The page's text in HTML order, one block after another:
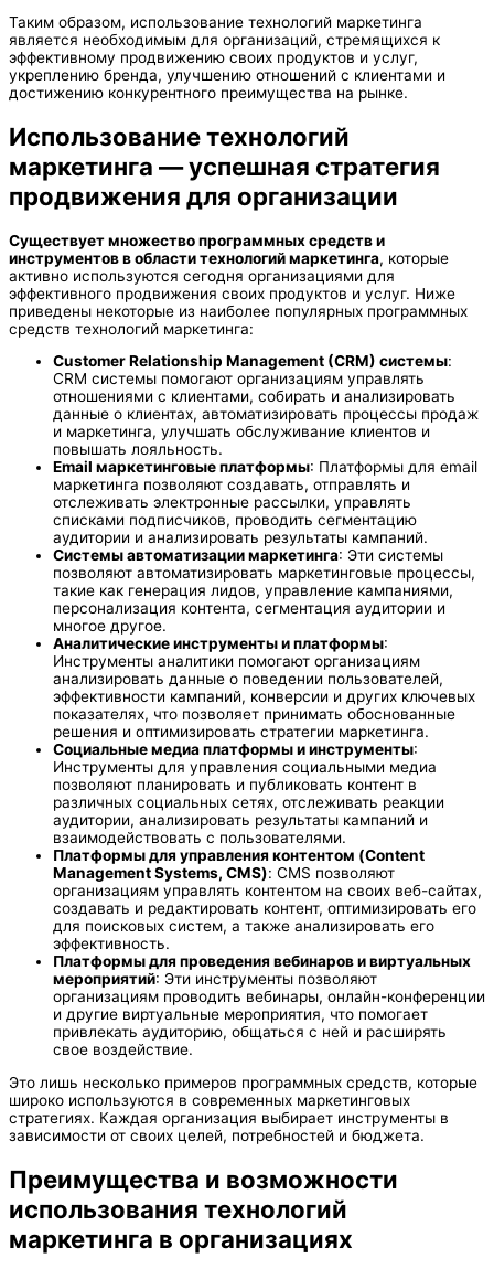
Таким образом, использование технологий маркетинга
является необходимым для организаций, стремящихся к
эффективному продвижению своих продуктов и услуг,
укреплению бренда, улучшению отношений с клиентами и
достижению конкурентного преимущества на рынке.
Использование технологий
маркетинга — успешная стратегия
продвижения для организации
Существует множество программных средств и
инструментов в области технологий маркетинга, которые
активно используются сегодня организациями для
эффективного продвижения своих продуктов и услуг. Ниже
приведены некоторые из наиболее популярных программных
средств технологий маркетинга:
Customer Relationship Management (CRM) системы:
CRM системы помогают организациям управлять
отношениями с клиентами, собирать и анализировать
данные о клиентах, автоматизировать процессы продаж
и маркетинга, улучшать обслуживание клиентов и
повышать лояльность.
Email маркетинговые платформы: Платформы для email
маркетинга позволяют создавать, отправлять и
отслеживать электронные рассылки, управлять
списками подписчиков, проводить сегментацию
аудитории и анализировать результаты кампаний.
Системы автоматизации маркетинга: Эти системы
позволяют автоматизировать маркетинговые процессы,
такие как генерация лидов, управление кампаниями,
персонализация контента, сегментация аудитории и
многое другое.
Аналитические инструменты и платформы:
Инструменты аналитики помогают организациям
анализировать данные о поведении пользователей,
эффективности кампаний, конверсии и других ключевых
показателях, что позволяет принимать обоснованные
решения и оптимизировать стратегии маркетинга.
Социальные медиа платформы и инструменты:
Инструменты для управления социальными медиа
позволяют планировать и публиковать контент в
различных социальных сетях, отслеживать реакции
аудитории, анализировать результаты кампаний и
взаимодействовать с пользователями.
Платформы для управления контентом (Content
Management Systems, CMS): CMS позволяют
организациям управлять контентом на своих веб-сайтах,
создавать и редактировать контент, оптимизировать его
для поисковых систем, а также анализировать его
эффективность.
Платформы для проведения вебинаров и виртуальных
мероприятий: Эти инструменты позволяют
организациям проводить вебинары, онлайн-конференции
и другие виртуальные мероприятия, что помогает
привлекать аудиторию, общаться с ней и расширять
свое воздействие.
Это лишь несколько примеров программных средств, которые
широко используются в современных маркетинговых
стратегиях. Каждая организация выбирает инструменты в
зависимости от своих целей, потребностей и бюджета.
Преимущества и возможности
использования технологий
маркетинга в организациях